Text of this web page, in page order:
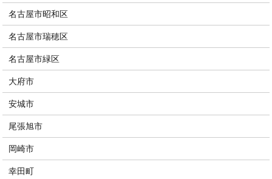
名古屋市昭和区
名古屋市瑞穂区
名古屋市緑区
大府市
安城市
尾張旭市
岡崎市
幸田町